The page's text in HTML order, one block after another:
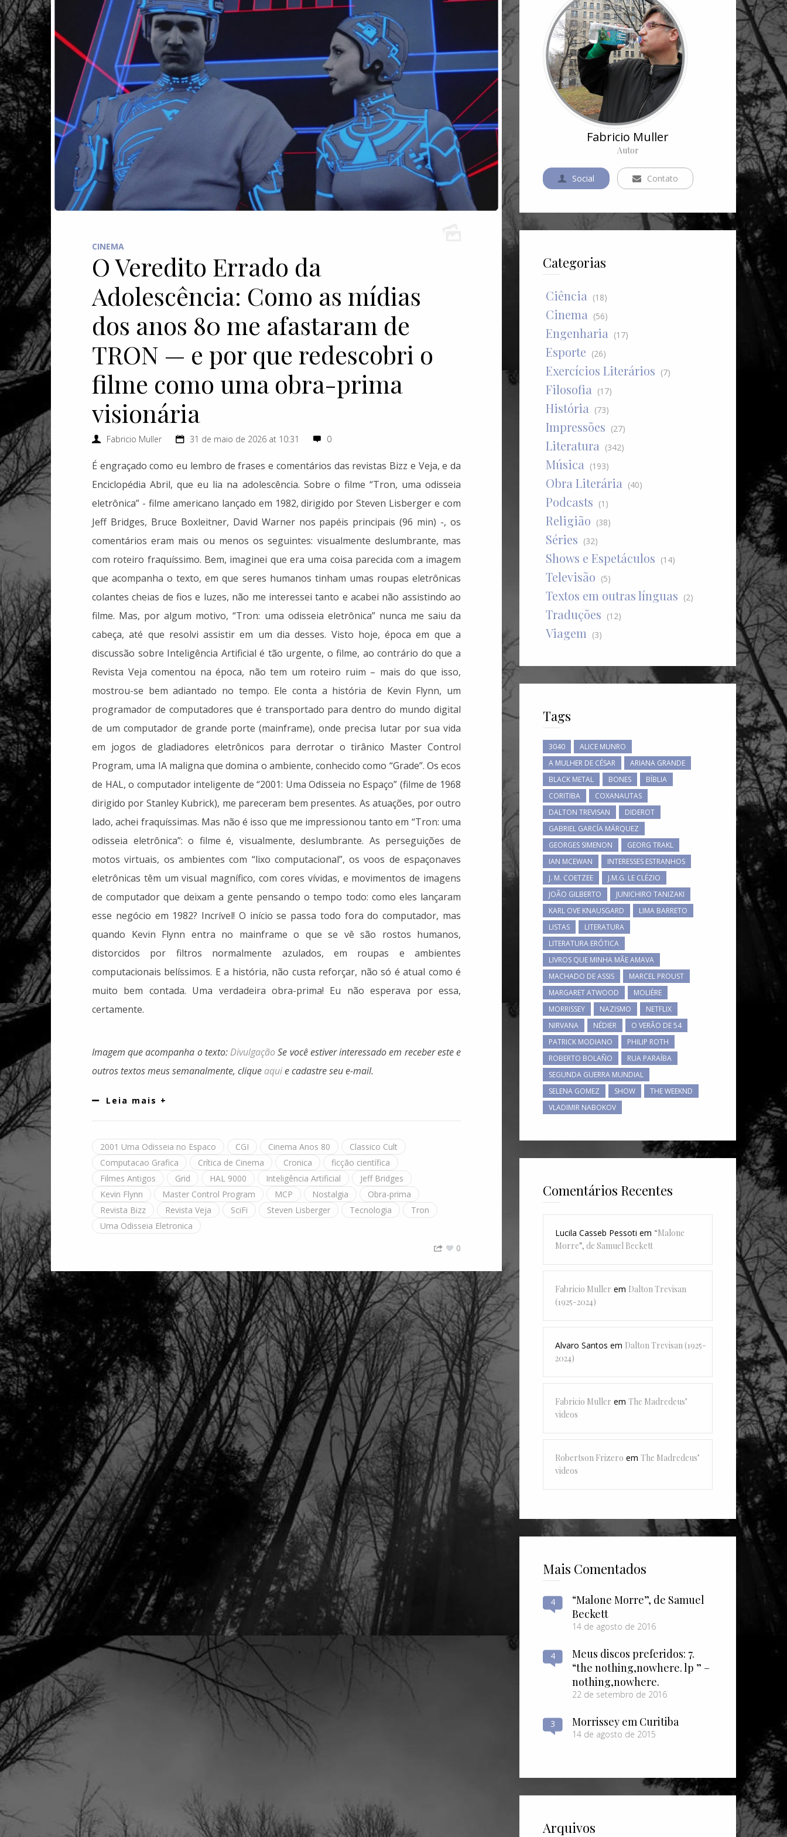
CINEMA
O Veredito Errado da
Adolescência: Como as mídias
dos anos 80 me afastaram de
TRON — e por que redescobri o
filme como uma obra-prima
visionária
Fabricio Muller 31 de maio de 2026 at 10:31 0
É engraçado como eu lembro de frases e comentários das revistas Bizz e Veja, e da
Enciclopédia Abril, que eu lia na adolescência. Sobre o filme “Tron, uma odisseia
eletrônica” - filme americano lançado em 1982, dirigido por Steven Lisberger e com
Jeff Bridges, Bruce Boxleitner, David Warner nos papéis principais (96 min) -, os
comentários eram mais ou menos os seguintes: visualmente deslumbrante, mas
com roteiro fraquíssimo. Bem, imaginei que era uma coisa parecida com a imagem
que acompanha o texto, em que seres humanos tinham umas roupas eletrônicas
colantes cheias de fios e luzes, não me interessei tanto e acabei não assistindo ao
filme. Mas, por algum motivo, “Tron: uma odisseia eletrônica” nunca me saiu da
cabeça, até que resolvi assistir em um dia desses. Visto hoje, época em que a
discussão sobre Inteligência Artificial é tão urgente, o filme, ao contrário do que a
Revista Veja comentou na época, não tem um roteiro ruim – mais do que isso,
mostrou-se bem adiantado no tempo. Ele conta a história de Kevin Flynn, um
programador de computadores que é transportado para dentro do mundo digital
de um computador de grande porte (mainframe), onde precisa lutar por sua vida
em jogos de gladiadores eletrônicos para derrotar o tirânico Master Control
Program, uma IA maligna que domina o ambiente, conhecido como “Grade”. Os ecos
de HAL, o computador inteligente de “2001: Uma Odisseia no Espaço” (filme de 1968
dirigido por Stanley Kubrick), me pareceram bem presentes. As atuações, por outro
lado, achei fraquíssimas. Mas não é isso que me impressionou tanto em “Tron: uma
odisseia eletrônica”: o filme é, visualmente, deslumbrante. As perseguições de
motos virtuais, os ambientes com “lixo computacional”, os voos de espaçonaves
eletrônicas têm um visual magnífico, com cores vívidas, e movimentos de imagens
de computador que deixam a gente pensando o tempo todo: como eles lançaram
esse negócio em 1982? Incrível! O início se passa todo fora do computador, mas
quando Kevin Flynn entra no mainframe o que se vê são rostos humanos,
distorcidos por filtros normalmente azulados, em roupas e ambientes
computacionais belíssimos. E a história, não custa reforçar, não só é atual como é
muito bem contada. Uma verdadeira obra-prima! Eu não esperava por essa,
certamente.
Imagem que acompanha o texto: Divulgação Se você estiver interessado em receber este e
outros textos meus semanalmente, clique aquie cadastre seu e-mail.
Leia mais +
2001 Uma Odisseia no Espaco CGI Cinema Anos 80
Classico Cult
Computacao Grafica
Crítica de Cinema Cronica
ficção científica
Filmes Antigos
Grid HAL 9000 Inteligência Artificial
Jeff Bridges
Kevin Flynn
Master Control Program MCP Nostalgia
Obra-prima
Revista Bizz
Revista Veja SciFi Steven Lisberger Tecnologia
Tron
Uma Odisseia Eletronica
0
Fabricio Muller
Autor
Social Contato
Categorias
Ciência (18)
Cinema (56)
Engenharia (17)
Esporte (26)
Exercícios Literários (7)
Filosofia (17)
História (73)
Impressões (27)
Literatura (342)
Música (193)
Obra Literária (40)
Podcasts (1)
Religião (38)
Séries (32)
Shows e Espetáculos (14)
Televisão (5)
Textos em outras línguas (2)
Traduções (12)
Viagem (3)
Tags
3040
ALICE MUNRO
A MULHER DE CÉSAR
ARIANA GRANDE
BLACK METAL
BONES
BÍBLIA
CORITIBA
COXANAUTAS
DALTON TREVISAN
DIDEROT
GABRIEL GARCÍA MÁRQUEZ
GEORGES SIMENON
GEORG TRAKL
IAN MCEWAN
INTERESSES ESTRANHOS
J. M. COETZEE
J.M.G. LE CLÉZIO
JOÃO GILBERTO
JUNICHIRO TANIZAKI
KARL OVE KNAUSGARD
LIMA BARRETO
LISTAS
LITERATURA
LITERATURA ERÓTICA
LIVROS QUE MINHA MÃE AMAVA
MACHADO DE ASSIS
MARCEL PROUST
MARGARET ATWOOD
MOLIÈRE
MORRISSEY
NAZISMO
NETFLIX
NIRVANA
NÉDIER
O VERÃO DE 54
PATRICK MODIANO
PHILIP ROTH
ROBERTO BOLAÑO
RUA PARAÍBA
SEGUNDA GUERRA MUNDIAL
SELENA GOMEZ
SHOW
THE WEEKND
VLADIMIR NABOKOV
Comentários Recentes
Lucila Casseb Pessoti em “Malone
Morre”, de Samuel Beckett
Fabricio Muller em Dalton Trevisan
(1925-2024)
Alvaro Santos em Dalton Trevisan (1925-
2024)
Fabricio Muller em The Madredeus’
videos
Robertson Frizero em The Madredeus’
videos
Mais Comentados
4
“Malone Morre”, de Samuel
Beckett
14 de agosto de 2016
4
Meus discos preferidos: 7.
“the nothing​,​nowhere. lp ” –
nothing​,​nowhere.
22 de setembro de 2016
3 Morrissey em Curitiba
14 de agosto de 2015
Arquivos